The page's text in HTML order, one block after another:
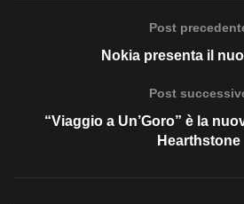
Post
Nokia presenta il
Post
“Viaggio a Un’Goro” è la
Hearthstone